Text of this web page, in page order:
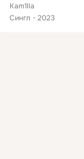
Kam1lla
Сингл
2023